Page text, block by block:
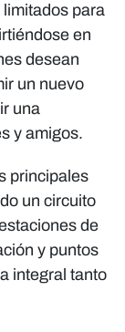
limitados para
en
desean
un nuevo
una
y amigos.
principales
un circuito
de
y puntos
integral tanto